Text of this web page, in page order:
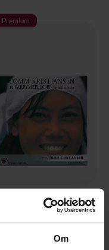
Om
Premium
399,-
På parfymefloden og andre reiser
LYDBOK